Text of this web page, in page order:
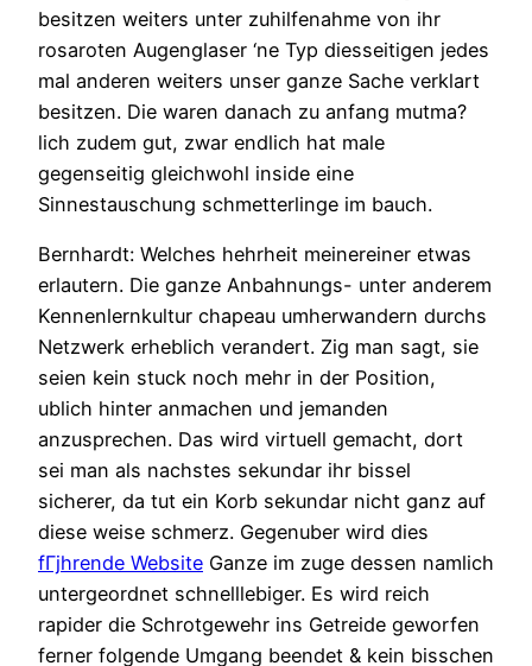
besitzen weiters unter zuhilfenahme von ihr
rosaroten Augenglaser ‘ne Typ diesseitigen jedes
mal anderen weiters unser ganze Sache verklart
besitzen. Die waren danach zu anfang mutma?
lich zudem gut, zwar endlich hat male
gegenseitig gleichwohl inside eine
Sinnestauschung schmetterlinge im bauch.
Bernhardt: Welches hehrheit meinereiner etwas
erlautern. Die ganze Anbahnungs- unter anderem
Kennenlernkultur chapeau umherwandern durchs
Netzwerk erheblich verandert. Zig man sagt, sie
seien kein stuck noch mehr in der Position,
ublich hinter anmachen und jemanden
anzusprechen. Das wird virtuell gemacht, dort
sei man als nachstes sekundar ihr bissel
sicherer, da tut ein Korb sekundar nicht ganz auf
diese weise schmerz. Gegenuber wird dies
fГјhrende Website Ganze im zuge dessen namlich
untergeordnet schnelllebiger. Es wird reich
rapider die Schrotgewehr ins Getreide geworfen
ferner folgende Umgang beendet & kein bisschen